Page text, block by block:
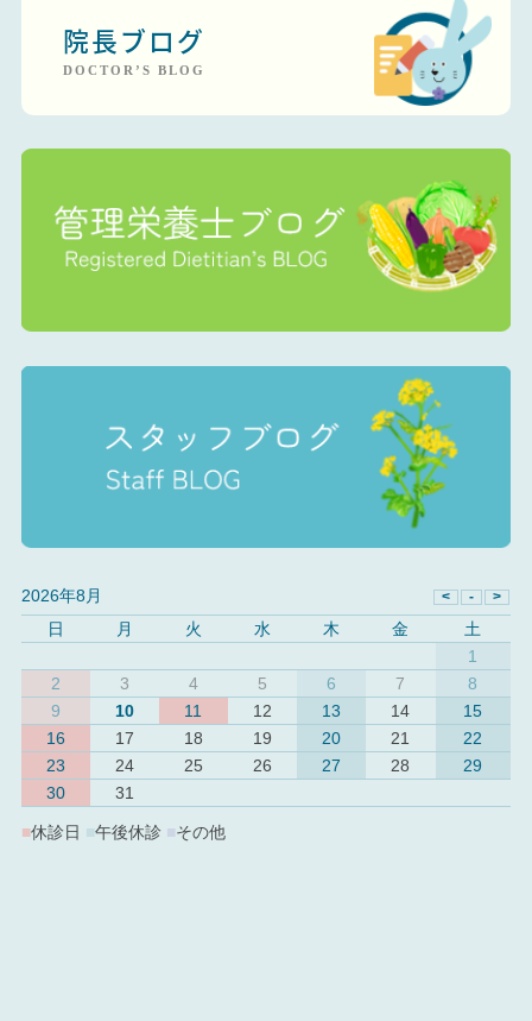
院長ブログ
DOCTOR’S BLOG
2026年8月
日
月 火 水 木 金
土
1
2
3 4 5 6 7
8
9
10 11 12 13 14
15
16
17 18 19 20 21
22
23
24 25 26 27 28
29
30
31
■休診日 ■午後休診 その他